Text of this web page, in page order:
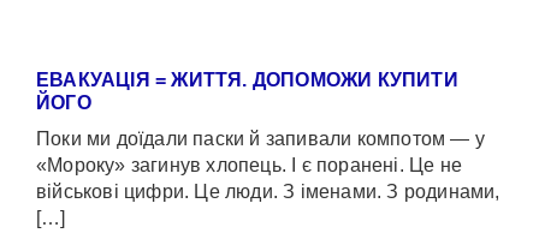
ЕВАКУАЦІЯ = ЖИТТЯ. ДОПОМОЖИ КУПИТИ
ЙОГО
Поки ми доїдали паски й запивали компотом — у
«Мороку» загинув хлопець. І є поранені. Це не
військові цифри. Це люди. З іменами. З родинами,
[…]